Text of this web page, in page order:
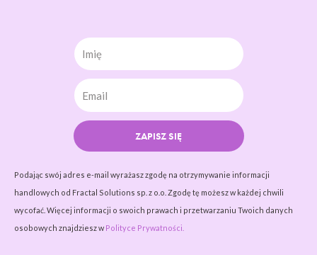
Imię
ZAPISZ SIĘ
Podając swój adres e-mail wyrażasz zgodę na otrzymywanie informacji
handlowych od Fractal Solutions sp. z o.o. Zgodę tę możesz w każdej chwili
wycofać. Więcej informacji o swoich prawach i przetwarzaniu Twoich danych
osobowych znajdziesz w Polityce Prywatności.